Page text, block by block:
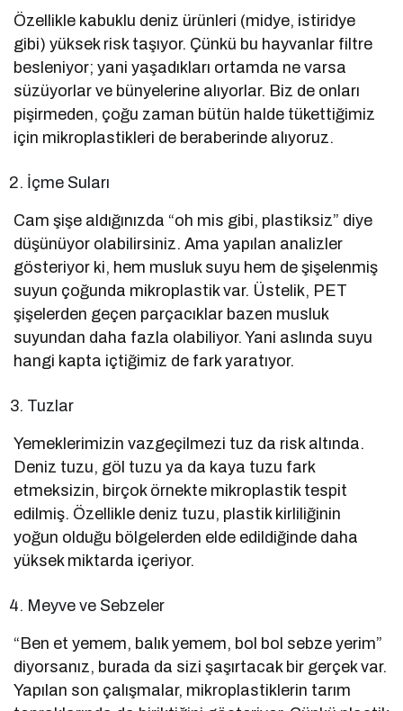
Özellikle kabuklu deniz ürünleri (midye, istiridye
gibi) yüksek risk taşıyor. Çünkü bu hayvanlar filtre
besleniyor; yani yaşadıkları ortamda ne varsa
süzüyorlar ve bünyelerine alıyorlar. Biz de onları
pişirmeden, çoğu zaman bütün halde tükettiğimiz
için mikroplastikleri de beraberinde alıyoruz.
İçme Suları
Cam şişe aldığınızda “oh mis gibi, plastiksiz” diye
düşünüyor olabilirsiniz. Ama yapılan analizler
gösteriyor ki, hem musluk suyu hem de şişelenmiş
suyun çoğunda mikroplastik var. Üstelik, PET
şişelerden geçen parçacıklar bazen musluk
suyundan daha fazla olabiliyor. Yani aslında suyu
hangi kapta içtiğimiz de fark yaratıyor.
Tuzlar
Yemeklerimizin vazgeçilmezi tuz da risk altında.
Deniz tuzu, göl tuzu ya da kaya tuzu fark
etmeksizin, birçok örnekte mikroplastik tespit
edilmiş. Özellikle deniz tuzu, plastik kirliliğinin
yoğun olduğu bölgelerden elde edildiğinde daha
yüksek miktarda içeriyor.
Meyve ve Sebzeler
“Ben et yemem, balık yemem, bol bol sebze yerim”
diyorsanız, burada da sizi şaşırtacak bir gerçek var.
Yapılan son çalışmalar, mikroplastiklerin tarım